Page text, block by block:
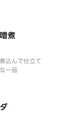
煮
込んで仕立て
一品